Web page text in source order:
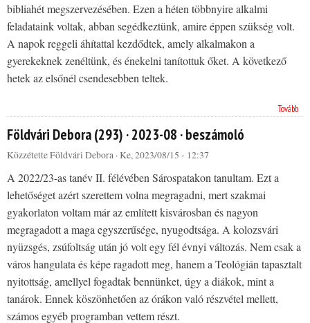
bibliahét megszervezésében. Ezen a héten többnyire alkalmi
feladataink voltak, abban segédkeztünk, amire éppen szükség volt.
A napok reggeli áhítattal kezdődtek, amely alkalmakon a
gyerekeknek zenéltünk, és énekelni tanítottuk őket. A következő
hetek az elsőnél csendesebben teltek.
Tovább
Földvári Debora (293) · 2023-08 · beszámoló
KözzétetteFöldvári Debora · Ke, 2023/08/15 - 12:37
A 2022/23-as tanév II. félévében Sárospatakon tanultam. Ezt a
lehetőséget azért szerettem volna megragadni, mert szakmai
gyakorlaton voltam már az említett kisvárosban és nagyon
megragadott a maga egyszerűsége, nyugodtsága. A kolozsvári
nyüzsgés, zsúfoltság után jó volt egy fél évnyi változás. Nem csak a
város hangulata és képe ragadott meg, hanem a Teológián tapasztalt
nyitottság, amellyel fogadtak bennünket, úgy a diákok, mint a
tanárok. Ennek köszönhetően az órákon való részvétel mellett,
számos egyéb programban vettem részt.